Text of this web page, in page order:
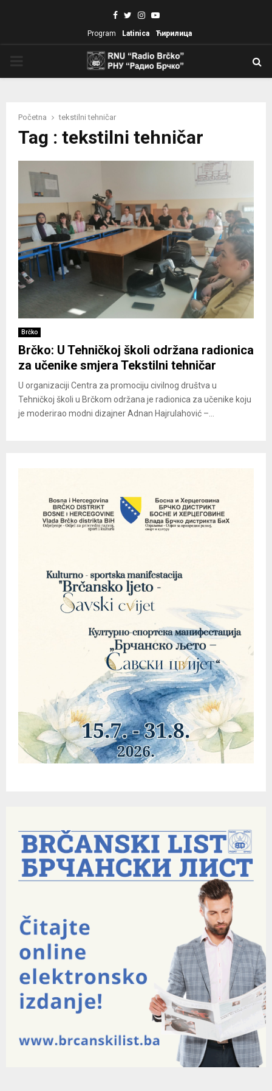
Facebook
TwitterInstagram
Youtube
Program Latinica Ћирилица
Početna tekstilni tehničar
Tag : tekstilni tehničar
Brčko
Brčko: U Tehničkoj školi održana radionica
za učenike smjera Tekstilni tehničar
U organizaciji Centra za promociju civilnog društva u
Tehničkoj školi u Brčkom održana je radionica za učenike koju
je moderirao modni dizajner Adnan Hajrulahović –...